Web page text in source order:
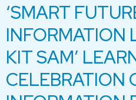
‘SMART
INFORMATION
KIT SAM’
CELEBRATION